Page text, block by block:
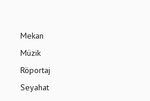
Mekan
Müzik
Röportaj
Seyahat